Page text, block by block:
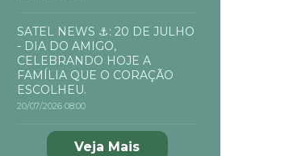
SATEL NEWS ⚓: 20 DE JULHO
- DIA DO AMIGO,
CELEBRANDO HOJE A
FAMÍLIA QUE O CORAÇÃO
ESCOLHEU.
20/07/2026 08:00
Veja Mais